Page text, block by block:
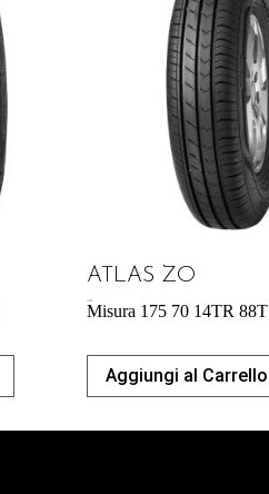
ATLAS ZO
Misura 175 70 14TR 88T
Aggiungi al Carrello